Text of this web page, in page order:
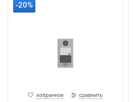
-20%
избранное сравнить